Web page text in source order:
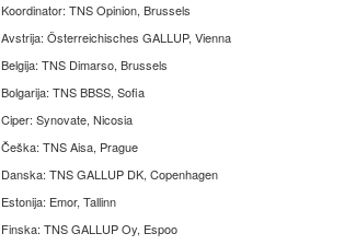
Koordinator: TNS Opinion, Brussels
Avstrija: Österreichisches GALLUP, Vienna
Belgija: TNS Dimarso, Brussels
Bolgarija: TNS BBSS, Sofia
Ciper: Synovate, Nicosia
Češka: TNS Aisa, Prague
Danska: TNS GALLUP DK, Copenhagen
Estonija: Emor, Tallinn
Finska: TNS GALLUP Oy, Espoo